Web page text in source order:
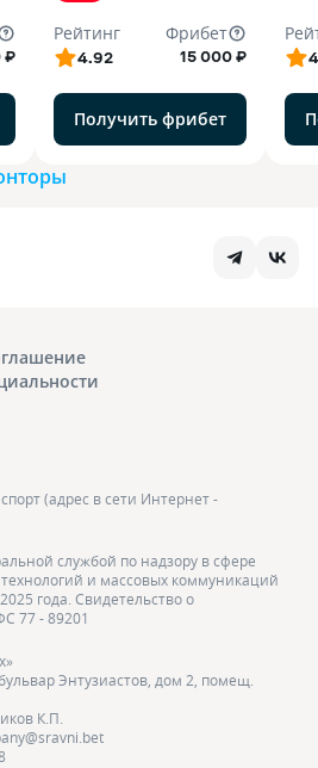
₽
Рейтинг
4.92
Фрибет
15 000 ₽
Получить фрибет
(адрес в сети Интернет -
службой по надзору в сфере
и массовых коммуникаций
года. Свидетельство о
77 - 89201
Энтузиастов, дом 2, помещ.
К.П.